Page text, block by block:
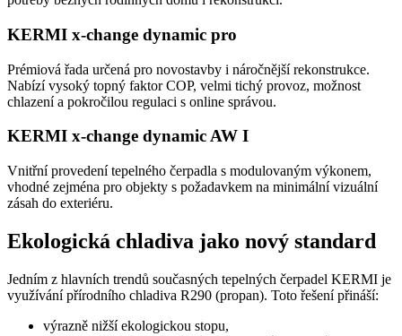
KERMI x-change dynamic pro
Prémiová řada určená pro novostavby i náročnější rekonstrukce.
Nabízí vysoký topný faktor COP, velmi tichý provoz, možnost
chlazení a pokročilou regulaci s online správou.
KERMI x-change dynamic AW I
Vnitřní provedení tepelného čerpadla s modulovaným výkonem,
vhodné zejména pro objekty s požadavkem na minimální vizuální
zásah do exteriéru.
Ekologická chladiva jako nový standard
Jedním z hlavních trendů současných tepelných čerpadel KERMI je
využívání přírodního chladiva R290 (propan). Toto řešení přináší:
výrazně nižší ekologickou stopu,